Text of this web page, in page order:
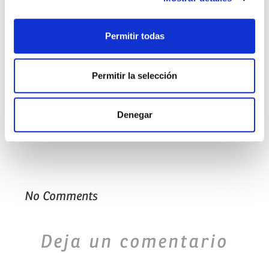
Permitir todas
Permitir la selección
Denegar
Día Internacional del Orgasmo Femenino
dispaurenia embarazo fertilidad orgasmo
problemas problemas sexuales
vaginismo
No Comments
Deja un comentario